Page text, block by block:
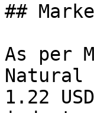
##
As per
Natural
1.22